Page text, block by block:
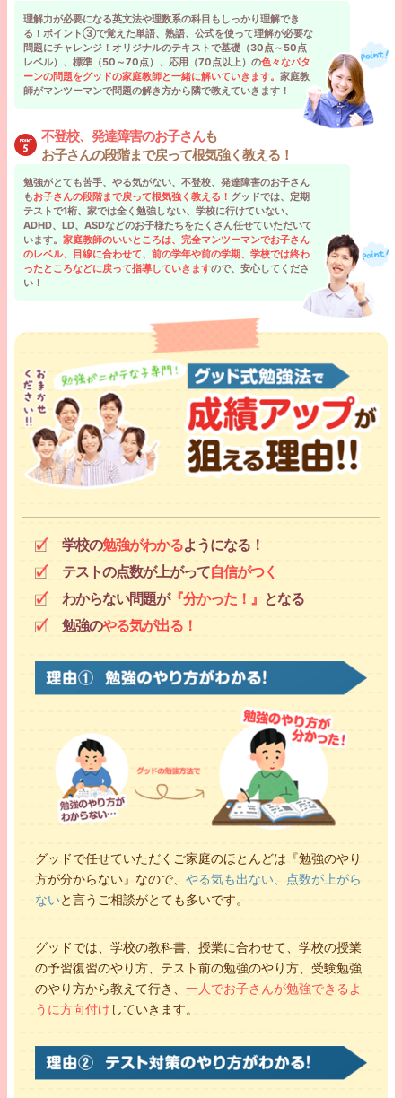
理解力が必要になる英文法や理数系の科目もしっかり理解でき
る！ポイント③で覚えた単語、熟語、公式を使って理解が必要な
問題にチャレンジ！オリジナルのテキストで基礎（30点～50点
レベル）、標準（50～70点）、応用（70点以上）の色々なパタ
ーンの問題をグッドの家庭教師と一緒に解いていきます。 家庭教
師がマンツーマンで問題の解き方から隣で教えていきます！
不登校、発達障害のお子さんも
お子さんの段階まで戻って根気強く教える！
勉強がとても苦手、やる気がない、不登校、発達障害のお子さん
もお子さんの段階まで戻って根気強く教える！ グッドでは、定期
テストで1桁、家では全く勉強しない、学校に行けていない、
ADHD、LD、ASDなどのお子様たちをたくさん任せていただいて
います。 家庭教師のいいところは、完全マンツーマンでお子さん
のレベル、目線に合わせて、前の学年や前の学期、学校では終わ
ったところなどに戻って指導していきますので、安心してくださ
い！
学校の勉強がわかるようになる！
テストの点数が上がって自信がつく
わからない問題が『分かった！』 となる
勉強のやる気が出る！
グッドで任せていただくご家庭のほとんどは『勉強のやり
方が分からない』なので、 やる気も出ない、点数が上がら
ないと言うご相談がとても多いです。
グッドでは、学校の教科書、授業に合わせて、学校の授業
の予習復習のやり方、テスト前の勉強のやり方、受験勉強
のやり方から教えて行き、 一人でお子さんが勉強できるよ
うに方向付け していきます。